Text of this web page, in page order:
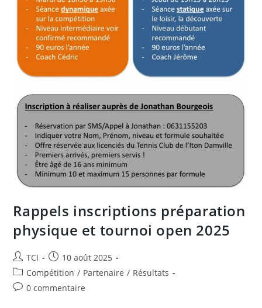
Rappels inscriptions préparation
physique et tournoi open 2025
Auteur/autrice
de
la
publication :
TCI
Publication
publiée :
10 août 2025
Post
category:
Compétition / Partenaire / Résultats
Commentaires
0 commentaire